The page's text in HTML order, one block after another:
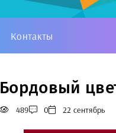
Контакты
Бордовый
489 0 22 сентябрь